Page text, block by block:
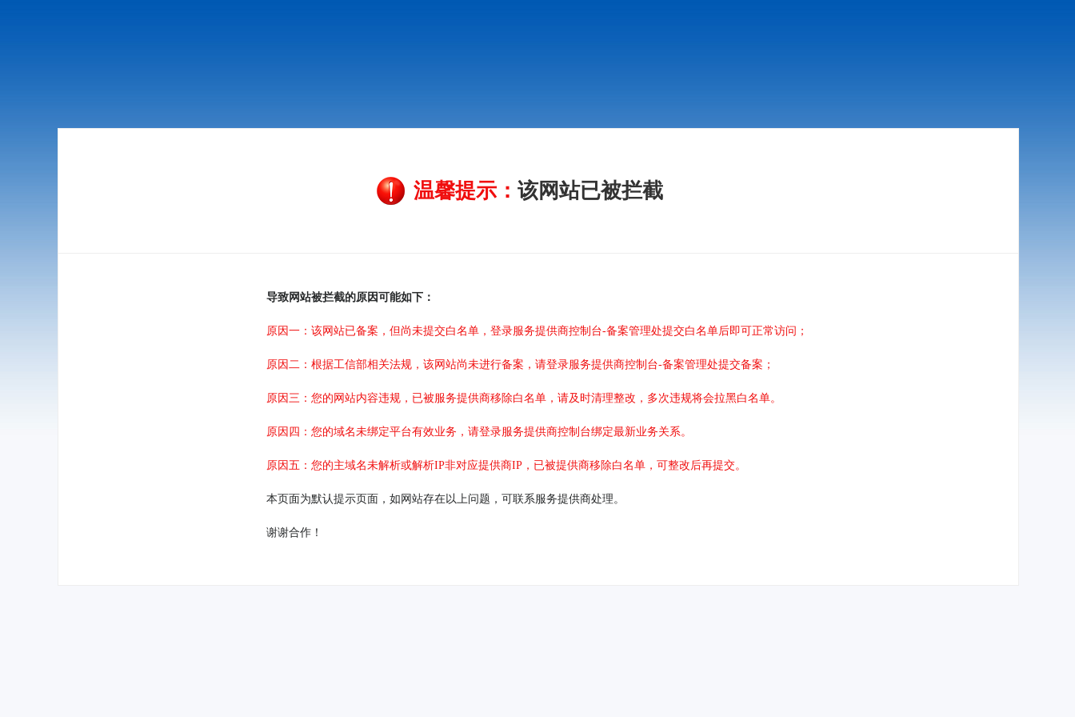
温馨提示： 该网站已被拦截
导致网站被拦截的原因可能如下：
原因一：该网站已备案，但尚未提交白名单，登录服务提供商控制台-备案管理处提交白名单后即可正常访问；
原因二：根据工信部相关法规，该网站尚未进行备案，请登录服务提供商控制台-备案管理处提交备案；
原因三：您的网站内容违规，已被服务提供商移除白名单，请及时清理整改，多次违规将会拉黑白名单。
原因四：您的域名未绑定平台有效业务，请登录服务提供商控制台绑定最新业务关系。
原因五：您的主域名未解析或解析IP非对应提供商IP，已被提供商移除白名单，可整改后再提交。
本页面为默认提示页面，如网站存在以上问题，可联系服务提供商处理。
谢谢合作！